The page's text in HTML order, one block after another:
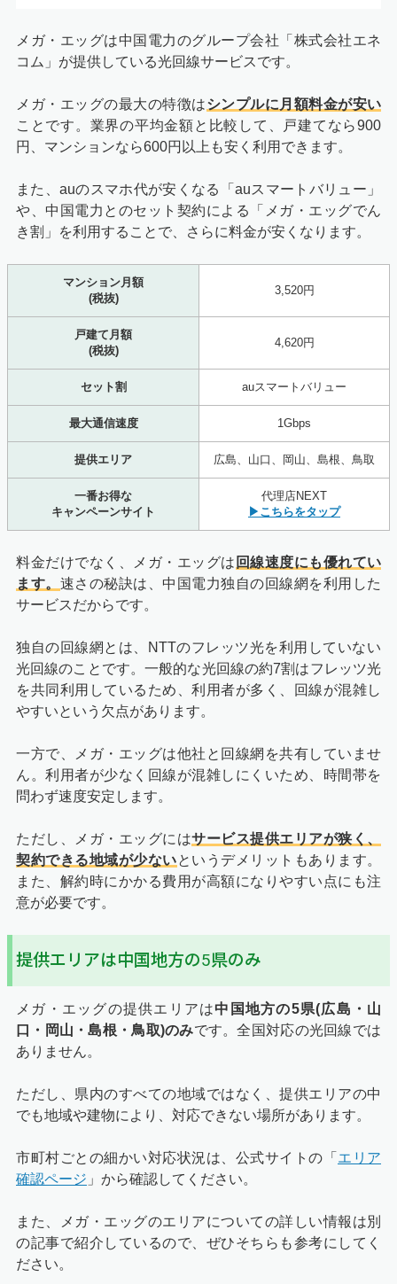
メガ・エッグは中国電力のグループ会社「株式会社エネ
コム」が提供している光回線サービスです。
メガ・エッグの最大の特徴はシンプルに月額料金が安い
ことです。業界の平均金額と比較して、戸建てなら900
円、マンションなら600円以上も安く利用できます。
また、auのスマホ代が安くなる「auスマートバリュー」
や、中国電力とのセット契約による「メガ・エッグでん
き割」を利用することで、さらに料金が安くなります。
マンション月額
(税抜)
3,520円
戸建て月額
(税抜)
4,620円
セット割 auスマートバリュー
最大通信速度 1Gbps
提供エリア 広島、山口、岡山、島根、鳥取
一番お得な
キャンペーンサイト
代理店NEXT
▶こちらをタップ
料金だけでなく、メガ・エッグは 回線速度にも優れてい
ます。 速さの秘訣は、中国電力独自の回線網を利用した
サービスだからです。
独自の回線網とは、NTTのフレッツ光を利用していない
光回線のことです。一般的な光回線の約7割はフレッツ光
を共同利用しているため、利用者が多く、回線が混雑し
やすいという欠点があります。
一方で、メガ・エッグは他社と回線網を共有していませ
ん。利用者が少なく回線が混雑しにくいため、時間帯を
問わず速度安定します。
ただし、メガ・エッグにはサービス提供エリアが狭く、
契約できる地域が少ないというデメリットもあります。
また、解約時にかかる費用が高額になりやすい点にも注
意が必要です。
提供エリアは中国地方の5県のみ
メガ・エッグの提供エリアは中国地方の5県(広島・山
口・岡山・島根・鳥取)のみです。全国対応の光回線では
ありません。
ただし、県内のすべての地域ではなく、提供エリアの中
でも地域や建物により、対応できない場所があります。
市町村ごとの細かい対応状況は、公式サイトの「 エリア
確認ページ 」から確認してください。
また、メガ・エッグのエリアについての詳しい情報は別
の記事で紹介しているので、ぜひそちらも参考にしてく
ださい。